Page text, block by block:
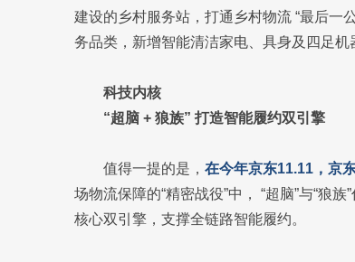
建设的乡村服务站，打通乡村物流 “最后一
务品类，新增智能清洁家电、具身及四足
科技内核
“超脑 + 狼族” 打造智能履约双引擎
值得一提的是， 在今年京东11.11，京
场物流保障的“精密战役”中， “超脑”与“狼
核心双引擎，支撑全链路智能履约。